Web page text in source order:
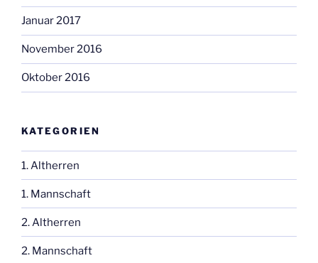
Januar 2017
November 2016
Oktober 2016
KATEGORIEN
1. Altherren
1. Mannschaft
2. Altherren
2. Mannschaft